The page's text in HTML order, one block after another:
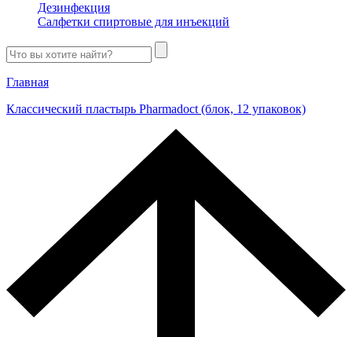
Дезинфекция
Салфетки спиртовые для инъекций
Главная
Классический пластырь Pharmadoct (блок, 12 упаковок)